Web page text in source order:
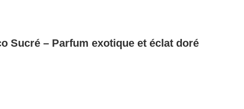
Sucré – Parfum exotique et éclat doré